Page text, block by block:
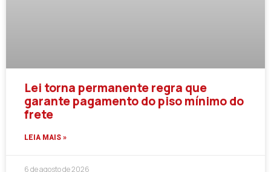
Lei torna permanente regra que
garante pagamento do piso mínimo do
frete
LEIA MAIS »
6 de agosto de 2026